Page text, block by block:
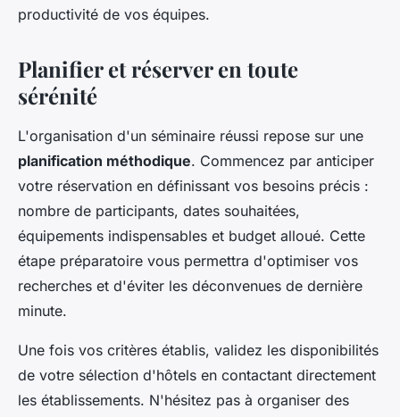
productivité de vos équipes.
Planifier et réserver en toute
sérénité
L'organisation d'un séminaire réussi repose sur une
planification méthodique. Commencez par anticiper
votre réservation en définissant vos besoins précis :
nombre de participants, dates souhaitées,
équipements indispensables et budget alloué. Cette
étape préparatoire vous permettra d'optimiser vos
recherches et d'éviter les déconvenues de dernière
minute.
Une fois vos critères établis, validez les disponibilités
de votre sélection d'hôtels en contactant directement
les établissements. N'hésitez pas à organiser des